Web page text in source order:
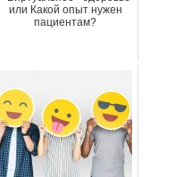
или Какой опыт нужен
пациентам?